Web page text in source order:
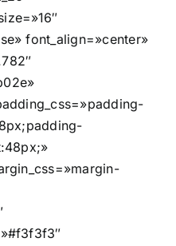
font_align=»center»